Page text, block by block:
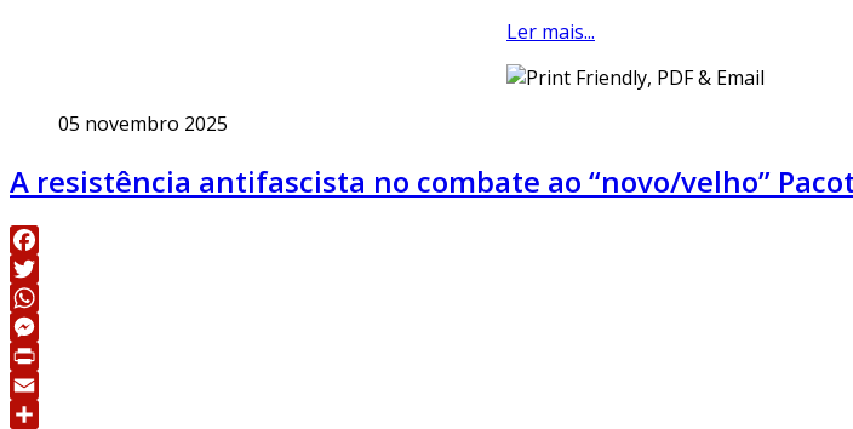
Ler mais...
05 novembro 2025
A resistência antifascista no combate ao “novo/velho”
Facebook
Twitter
WhatsApp
Messenger
Print
Email